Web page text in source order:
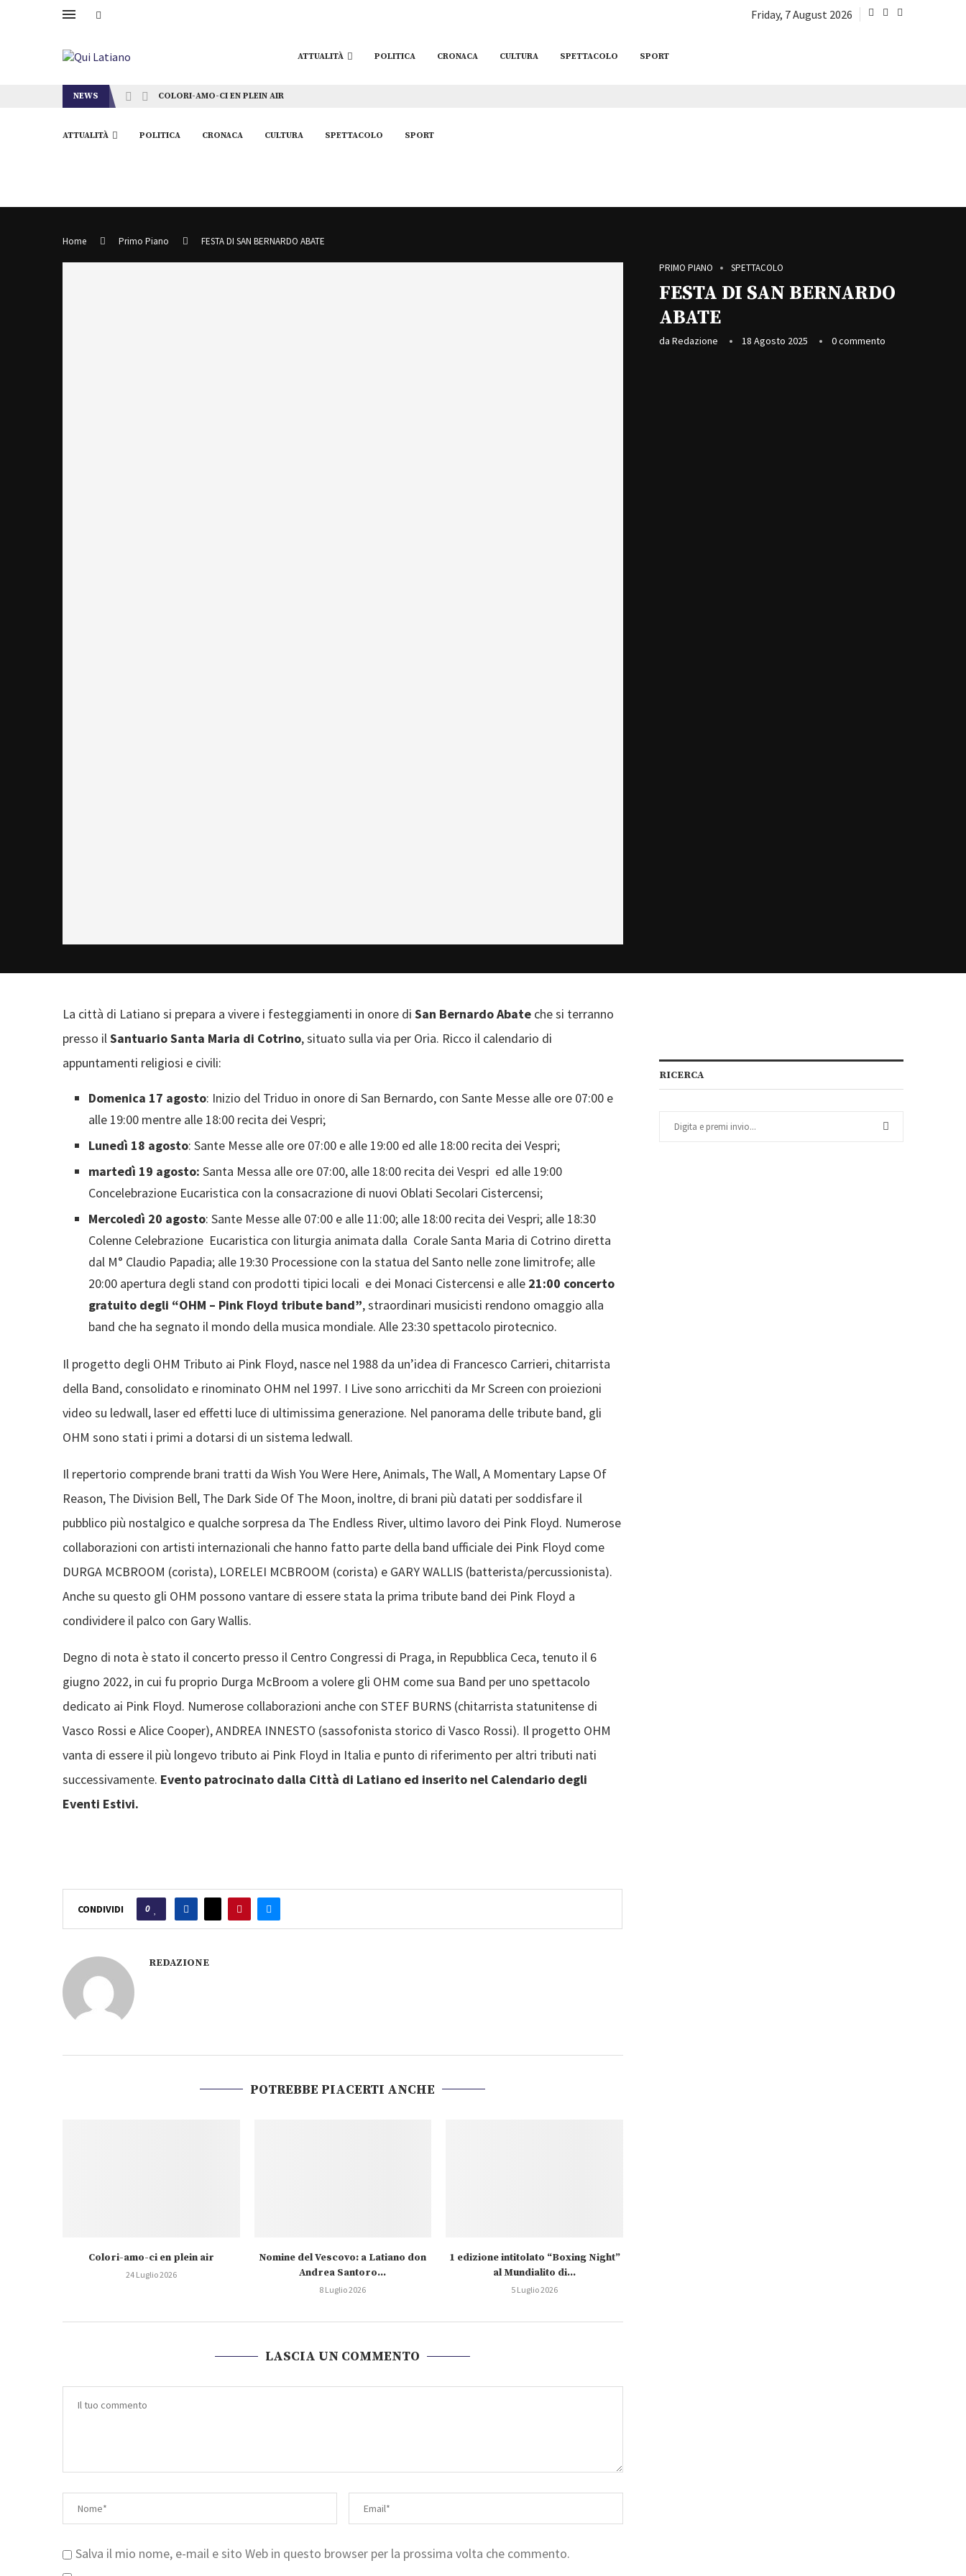
Friday, 7 August 2026
ATTUALITÀ POLITICA CRONACA CULTURA SPETTACOLO SPORT
NEWS COLORI-AMO-CI EN PLEIN AIR
ATTUALITÀ POLITICA CRONACA CULTURA SPETTACOLO SPORT
Home Primo Piano FESTA DI SAN BERNARDO ABATE
PRIMO PIANO SPETTACOLO
FESTA DI SAN BERNARDO
ABATE
da Redazione 18 Agosto 2025 0 commento
La città di Latiano si prepara a vivere i festeggiamenti in onore di San Bernardo Abate che si terranno
presso ilSantuario Santa Maria di Cotrino, situato sulla via per Oria. Ricco il calendario di
appuntamenti religiosi e civili:
Domenica 17 agosto: Inizio del Triduo in onore di San Bernardo, con Sante Messe alle ore 07:00 e
alle 19:00 mentre alle 18:00 recita dei Vespri;
Lunedì 18 agosto: Sante Messe alle ore 07:00 e alle 19:00 ed alle 18:00 recita dei Vespri;
martedì 19 agosto: Santa Messa alle ore 07:00, alle 18:00 recita dei Vespri ed alle 19:00
Concelebrazione Eucaristica con la consacrazione di nuovi Oblati Secolari Cistercensi;
Mercoledì 20 agosto: Sante Messe alle 07:00 e alle 11:00; alle 18:00 recita dei Vespri; alle 18:30
Colenne Celebrazione Eucaristica con liturgia animata dalla Corale Santa Maria di Cotrino diretta
dal M° Claudio Papadia; alle 19:30 Processione con la statua del Santo nelle zone limitrofe; alle
20:00 apertura degli stand con prodotti tipici locali e dei Monaci Cistercensi e alle 21:00 concerto
gratuito degli “OHM – Pink Floyd tribute band”, straordinari musicisti rendono omaggio alla
band che ha segnato il mondo della musica mondiale. Alle 23:30 spettacolo pirotecnico.
Il progetto degli OHM Tributo ai Pink Floyd, nasce nel 1988 da un’idea di Francesco Carrieri, chitarrista
della Band, consolidato e rinominato OHM nel 1997. I Live sono arricchiti da Mr Screen con proiezioni
video su ledwall, laser ed effetti luce di ultimissima generazione. Nel panorama delle tribute band, gli
OHM sono stati i primi a dotarsi di un sistema ledwall.
Il repertorio comprende brani tratti da Wish You Were Here, Animals, The Wall, A Momentary Lapse Of
Reason, The Division Bell, The Dark Side Of The Moon, inoltre, di brani più datati per soddisfare il
pubblico più nostalgico e qualche sorpresa da The Endless River, ultimo lavoro dei Pink Floyd. Numerose
collaborazioni con artisti internazionali che hanno fatto parte della band ufficiale dei Pink Floyd come
DURGA MCBROOM (corista), LORELEI MCBROOM (corista) e GARY WALLIS (batterista/percussionista).
Anche su questo gli OHM possono vantare di essere stata la prima tribute band dei Pink Floyd a
condividere il palco con Gary Wallis.
Degno di nota è stato il concerto presso il Centro Congressi di Praga, in Repubblica Ceca, tenuto il 6
giugno 2022, in cui fu proprio Durga McBroom a volere gli OHM come sua Band per uno spettacolo
dedicato ai Pink Floyd. Numerose collaborazioni anche con STEF BURNS (chitarrista statunitense di
Vasco Rossi e Alice Cooper), ANDREA INNESTO (sassofonista storico di Vasco Rossi). Il progetto OHM
vanta di essere il più longevo tributo ai Pink Floyd in Italia e punto di riferimento per altri tributi nati
successivamente. Evento patrocinato dalla Città di Latiano ed inserito nel Calendario degli
Eventi Estivi.
CONDIVIDI 0
REDAZIONE
POTREBBE PIACERTI ANCHE
Colori-amo-ci en plein air
24 Luglio 2026
Nomine del Vescovo: a Latiano don
Andrea Santoro...
8 Luglio 2026
1 edizione intitolato “Boxing Night”
al Mundialito di...
5 Luglio 2026
LASCIA UN COMMENTO
Salva il mio nome, e-mail e sito Web in questo browser per la prossima volta che commento.
RICERCA